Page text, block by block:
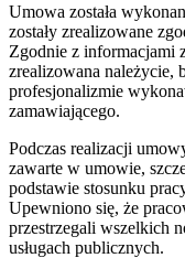
Umowa została
zostały zrealizowane
Zgodnie z informacjami
zrealizowana należycie,
profesjonalizmie
zamawiającego.
Podczas realizacji
zawarte w umowie,
podstawie stosunku
Upewniono się, że
przestrzegali wszelkich
usługach publicznych.